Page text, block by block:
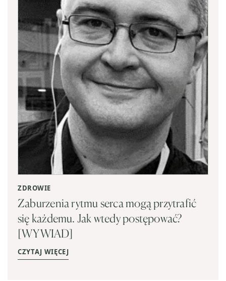
ZDROWIE
Zaburzenia rytmu serca mogą przytrafić
się każdemu. Jak wtedy postępować?
[WYWIAD]
CZYTAJ WIĘCEJ